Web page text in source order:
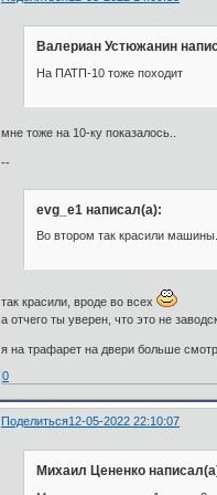
Валериан Устюжанин
На ПАТП-10 тоже походит
мне тоже на 10-ку показалось..
--
evg_e1 написал(а):
Во втором так красили машины.
так красили, вроде во всех
а отчего ты уверен, что это не
я на трафарет на двери больше
0
Поделиться12-05-2022 22:10:07
Михаил Цененко